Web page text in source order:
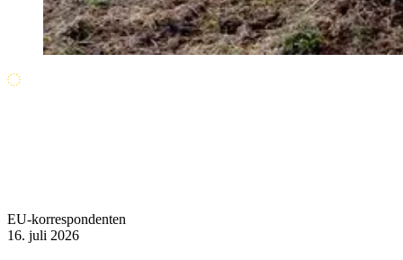
EU-korrespondenten
16. juli 2026